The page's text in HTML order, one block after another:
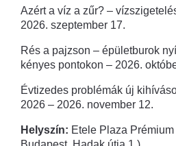
Azért a víz a zűr? –
2026. szeptember 17.
Rés a pajzson – épületburok
kényes pontokon – 2026.
Évtizedes problémák új
2026 – 2026. november 12.
Helyszín: Etele Plaza